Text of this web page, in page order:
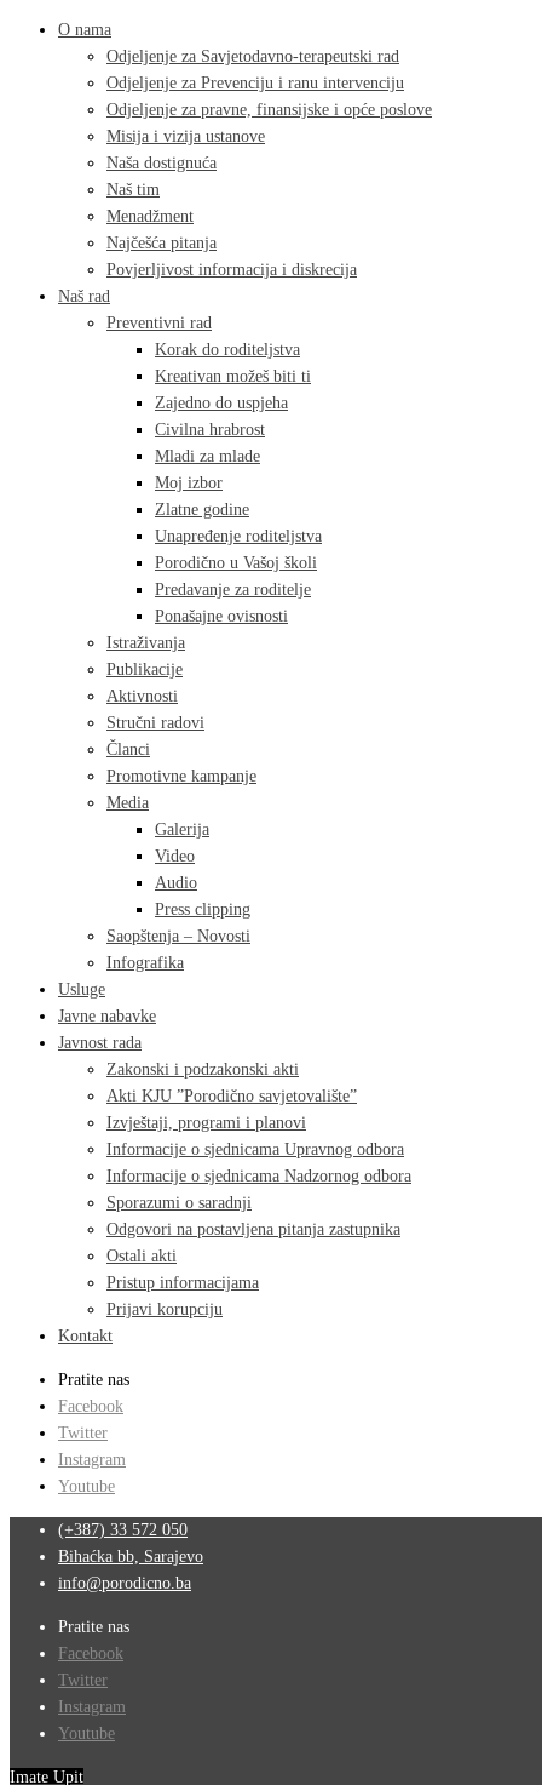
O nama
Odjeljenje za Savjetodavno-terapeutski rad
Odjeljenje za Prevenciju i ranu intervenciju
Odjeljenje za pravne, finansijske i opće poslove
Misija i vizija ustanove
Naša dostignuća
Naš tim
Menadžment
Najčešća pitanja
Povjerljivost informacija i diskrecija
Naš rad
Preventivni rad
Korak do roditeljstva
Kreativan možeš biti ti
Zajedno do uspjeha
Civilna hrabrost
Mladi za mlade
Moj izbor
Zlatne godine
Unapređenje roditeljstva
Porodično u Vašoj školi
Predavanje za roditelje
Ponašajne ovisnosti
Istraživanja
Publikacije
Aktivnosti
Stručni radovi
Članci
Promotivne kampanje
Media
Galerija
Video
Audio
Press clipping
Saopštenja – Novosti
Infografika
Usluge
Javne nabavke
Javnost rada
Zakonski i podzakonski akti
Akti KJU ”Porodično savjetovalište”
Izvještaji, programi i planovi
Informacije o sjednicama Upravnog odbora
Informacije o sjednicama Nadzornog odbora
Sporazumi o saradnji
Odgovori na postavljena pitanja zastupnika
Ostali akti
Pristup informacijama
Prijavi korupciju
Kontakt
Pratite nas
Facebook
Twitter
Instagram
Youtube
(+387) 33 572 050
Bihaćka bb, Sarajevo
info@porodicno.ba
Pratite nas
Facebook
Twitter
Instagram
Youtube
Imate Upit